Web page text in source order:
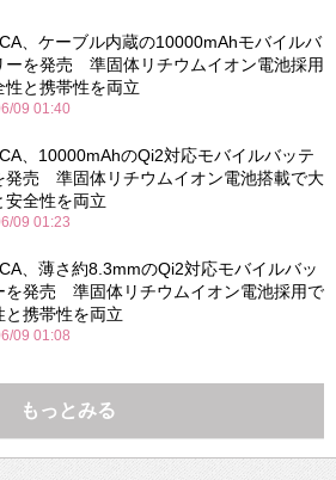
、ケーブル内蔵の10000mAhモバイルバ
ーを発売 準固体リチウムイオン電池採用
性と携帯性を両立
09 01:40
、10000mAhのQi2対応モバイルバッテ
発売 準固体リチウムイオン電池搭載で大
安全性を両立
09 01:23
、薄さ約8.3mmのQi2対応モバイルバッ
を発売 準固体リチウムイオン電池採用で
と携帯性を両立
09 01:08
もっとみる